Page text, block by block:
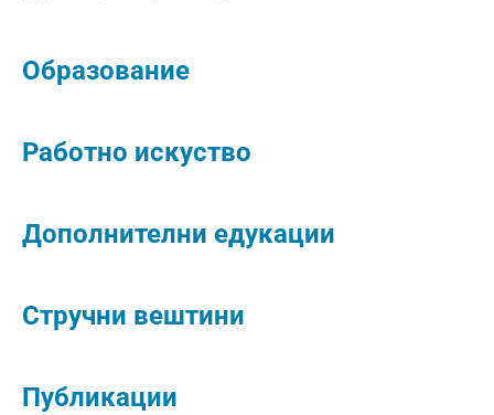
Образование
Работно искуство
Дополнителни едукации
Стручни вештини
Публикации